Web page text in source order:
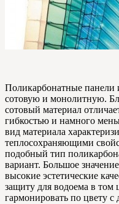
Поликарбонатные
сотовую и монолитную.
сотовый материал
гибкостью и намного
вид материала
теплосохраняющими
подобный тип
вариант. Большое
высокие эстетические
защиту для водоема в том
гармонировать по цвету